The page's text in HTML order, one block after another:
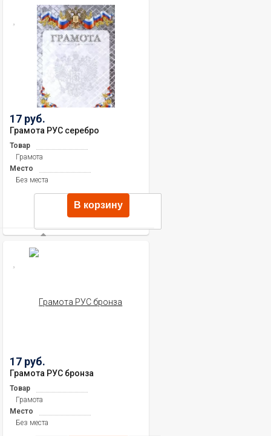
17 руб.
Грамота РУС серебро
Товар
Грамота
Место
Без места
В корзину
17 руб.
Грамота РУС бронза
Товар
Грамота
Место
Без места